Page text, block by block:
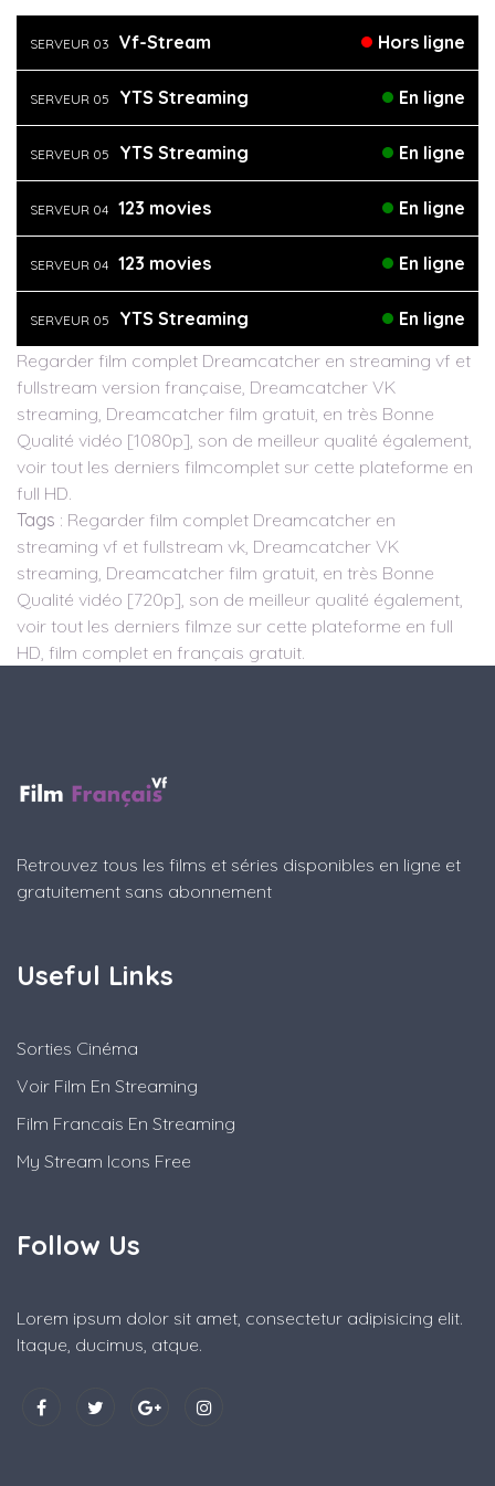
SERVEUR 03 Vf-Stream Hors ligne
SERVEUR 05 YTS Streaming En ligne
SERVEUR 05 YTS Streaming En ligne
SERVEUR 04 123 movies En ligne
SERVEUR 04 123 movies En ligne
SERVEUR 05 YTS Streaming
En ligne
Regarder film complet Dreamcatcher en streaming vf et
fullstream version française, Dreamcatcher VK
streaming, Dreamcatcher film gratuit, en très Bonne
Qualité vidéo [1080p], son de meilleur qualité également,
voir tout les derniers filmcomplet sur cette plateforme en
full HD.
Tags : Regarder film complet Dreamcatcher en
streaming vf et fullstream vk, Dreamcatcher VK
streaming, Dreamcatcher film gratuit, en très Bonne
Qualité vidéo [720p], son de meilleur qualité également,
voir tout les derniers filmze sur cette plateforme en full
HD, film complet en français gratuit.
Retrouvez tous les films et séries disponibles en ligne et
gratuitement sans abonnement
Useful Links
Sorties Cinéma
Voir Film En Streaming
Film Francais En Streaming
My Stream Icons Free
Follow Us
Lorem ipsum dolor sit amet, consectetur adipisicing elit.
Itaque, ducimus, atque.